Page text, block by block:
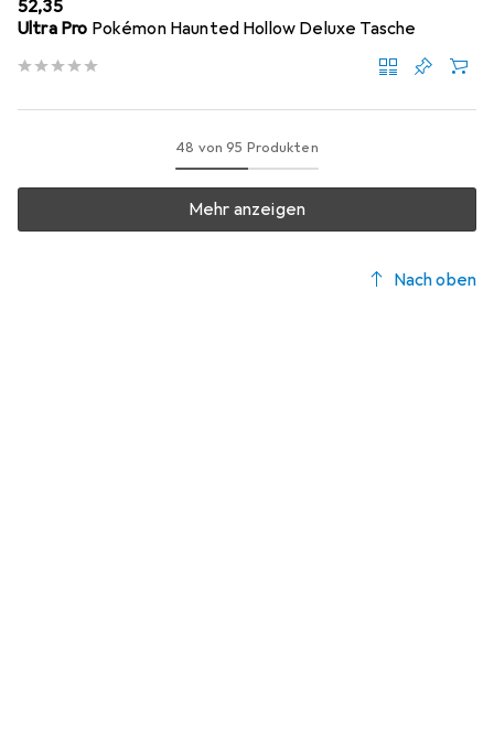
EUR
52,35
Ultra Pro Pokémon Haunted Hollow Deluxe Tasche
48 von 95 Produkten
Mehr anzeigen
Nach oben